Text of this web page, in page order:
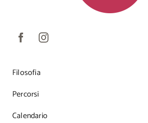
Filosofia
Percorsi
Calendario